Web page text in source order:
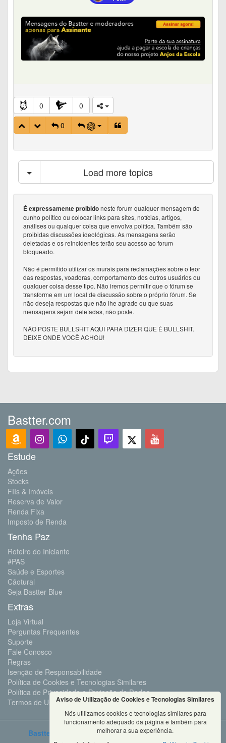
0
0
0
Load more topics
É expressamente proibidoneste forum qualquer mensagem de
cunho político ou colocar links para sites, notícias, artigos,
análises ou qualquer coisa que envolva política. Também são
proibidas discussões ideológicas. As mensagens serão
deletadas e os reincidentes terão seu acesso ao forum
bloqueado.
Não é permitido utilizar os murais para reclamações sobre o teor
das respostas, voadoras, comportamento dos outros usuários ou
qualquer coisa desse tipo. Não iremos permitir que o fórum se
transforme em um local de discussão sobre o próprio fórum. Se
não deseja respostas que não lhe agrade ou que suas
mensagens sejam deletadas, não poste.
NÃO POSTE BULLSHIT AQUI PARA DIZER QUE É BULLSHIT.
DEIXE ONDE VOCÊ ACHOU!
Bastter.com
Estude
Ações
Stocks
FIIs & Imóveis
Reserva de Valor
Renda Fixa
Imposto de Renda
Tenha Paz
Roteiro do Iniciante
#PAS
Saúde e Esportes
Cãotural
Seja Bastter Blue
Extras
Loja Virtual
Perguntas Frequentes
Suporte
Fale Conosco
Regras
Isenção de Responsabilidade
Política de Cookies e Tecnologias Similares
Política de Privacidade e Proteção de Dados
Termos de Uso
Bastter.com 2001 ©Todos os Direitos Reservados
Aviso de Utilização de Cookies e Tecnologias Similares
Nós utilizamos cookies e tecnologias similares para
funcionamento adequado da página e também para
melhorar a sua experiência.